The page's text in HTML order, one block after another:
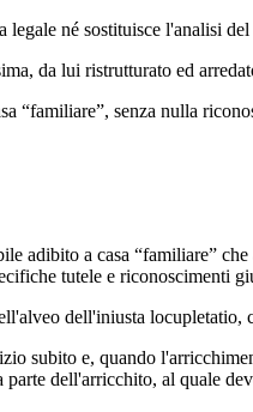
né sostituisce l'analisi
da lui ristrutturato ed
senza nulla
adibito a casa “familiare”
tutele e riconoscimenti
dell'iniusta
subito e, quando
dell'arricchito, al quale